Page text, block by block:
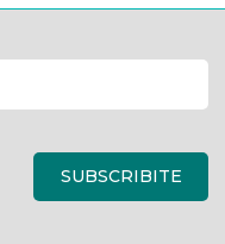
SUBSCRIBITE